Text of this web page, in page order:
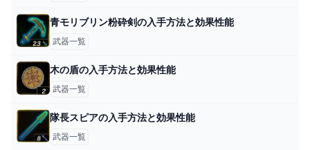
青モリブリン粉砕剣の入手方法と効果性能
武器一覧
木の盾の入手方法と効果性能
武器一覧
隊長スピアの入手方法と効果性能
武器一覧